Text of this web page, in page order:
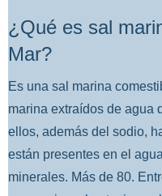
¿Qué es sal
Mar?
Es una sal marina
marina extraídos de agua
ellos, además del sodio,
están presentes en el
minerales. Más de 80.